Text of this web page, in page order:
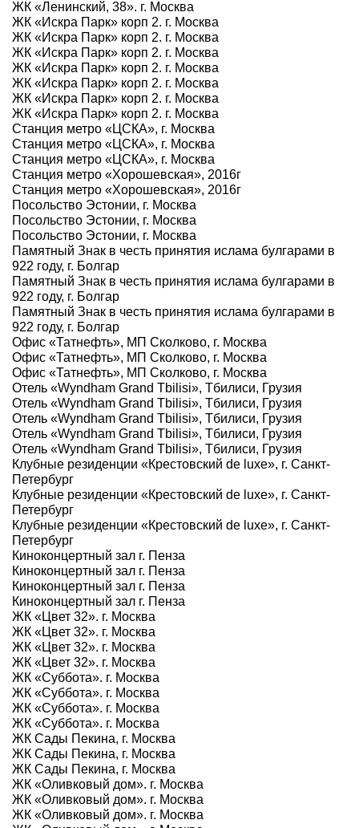
ЖК «Ленинский, 38». г. Москва
ЖК «Искра Парк» корп 2. г. Москва
ЖК «Искра Парк» корп 2. г. Москва
ЖК «Искра Парк» корп 2. г. Москва
ЖК «Искра Парк» корп 2. г. Москва
ЖК «Искра Парк» корп 2. г. Москва
ЖК «Искра Парк» корп 2. г. Москва
ЖК «Искра Парк» корп 2. г. Москва
Станция метро «ЦСКА», г. Москва
Станция метро «ЦСКА», г. Москва
Станция метро «ЦСКА», г. Москва
Станция метро «Хорошевская», 2016г
Станция метро «Хорошевская», 2016г
Посольство Эстонии, г. Москва
Посольство Эстонии, г. Москва
Посольство Эстонии, г. Москва
Памятный Знак в честь принятия ислама булгарами в
922 году, г. Болгар
Памятный Знак в честь принятия ислама булгарами в
922 году, г. Болгар
Памятный Знак в честь принятия ислама булгарами в
922 году, г. Болгар
Офис «Татнефть», МП Сколково, г. Москва
Офис «Татнефть», МП Сколково, г. Москва
Офис «Татнефть», МП Сколково, г. Москва
Отель «Wyndham Grand Tbilisi», Тбилиси, Грузия
Отель «Wyndham Grand Tbilisi», Тбилиси, Грузия
Отель «Wyndham Grand Tbilisi», Тбилиси, Грузия
Отель «Wyndham Grand Tbilisi», Тбилиси, Грузия
Отель «Wyndham Grand Tbilisi», Тбилиси, Грузия
Клубные резиденции «Крестовский de luxe», г. Санкт-
Петербург
Клубные резиденции «Крестовский de luxe», г. Санкт-
Петербург
Клубные резиденции «Крестовский de luxe», г. Санкт-
Петербург
Киноконцертный зал г. Пенза
Киноконцертный зал г. Пенза
Киноконцертный зал г. Пенза
Киноконцертный зал г. Пенза
ЖК «Цвет 32». г. Москва
ЖК «Цвет 32». г. Москва
ЖК «Цвет 32». г. Москва
ЖК «Цвет 32». г. Москва
ЖК «Суббота». г. Москва
ЖК «Суббота». г. Москва
ЖК «Суббота». г. Москва
ЖК «Суббота». г. Москва
ЖК Сады Пекина, г. Москва
ЖК Сады Пекина, г. Москва
ЖК Сады Пекина, г. Москва
ЖК «Оливковый дом». г. Москва
ЖК «Оливковый дом». г. Москва
ЖК «Оливковый дом». г. Москва